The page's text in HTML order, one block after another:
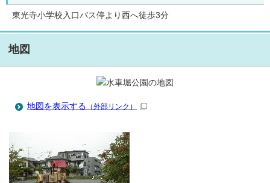
東光寺小学校入口バス停より西へ徒歩3分
地図
地図を表示する （外部リンク）